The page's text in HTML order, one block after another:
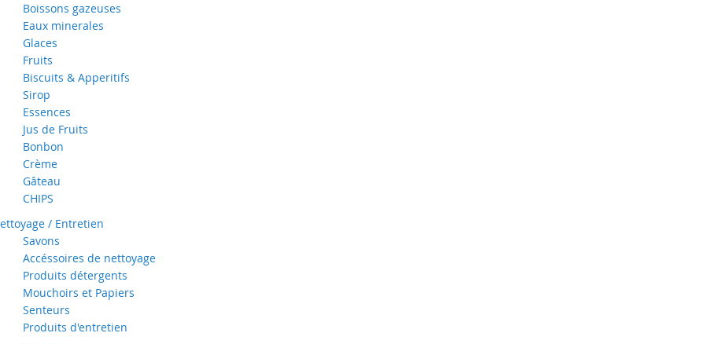
Boissons gazeuses
Eaux minerales
Glaces
Fruits
Biscuits & Apperitifs
Sirop
Essences
Jus de Fruits
Bonbon
Crème
Gâteau
CHIPS
/ Entretien
Savons
Accéssoires de nettoyage
Produits détergents
Mouchoirs et Papiers
Senteurs
Produits d'entretien